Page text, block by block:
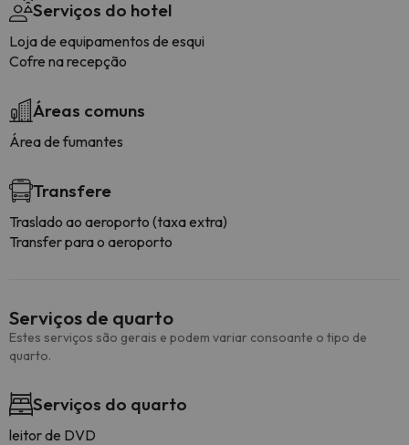
Serviços do hotel
Loja de equipamentos de esqui
Cofre na recepção
Áreas comuns
Área de fumantes
Transfere
Traslado ao aeroporto (taxa extra)
Transfer para o aeroporto
Serviços de quarto
Estes serviços são gerais e podem variar consoante o tipo de
quarto.
Serviços do quarto
leitor de DVD